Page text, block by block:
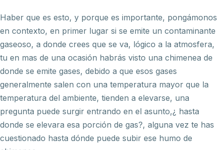
Haber que es esto, y porque es importante, pongámonos
en contexto, en primer lugar si se emite un contaminante
gaseoso, a donde crees que se va, lógico a la atmosfera,
tu en mas de una ocasión habrás visto una chimenea de
donde se emite gases, debido a que esos gases
generalmente salen con una temperatura mayor que la
temperatura del ambiente, tienden a elevarse, una
pregunta puede surgir entrando en el asunto,¿ hasta
donde se elevara esa porción de gas?, alguna vez te has
cuestionado hasta dónde puede subir ese humo de